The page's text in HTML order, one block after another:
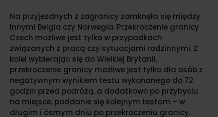
Na przyjezdnych z zagranicy zamknęła się między
innymi Belgia czy Norwegia. Przekroczenie granicy
Czech możliwe jest tylko w przypadkach
związanych z pracą czy sytuacjami rodzinnymi. Z
kolei wybierając się do Wielkiej Brytanii,
przekroczenie granicy możliwe jest tylko dla osób z
negatywnym wynikiem testu wykonanego do 72
godzin przed podróżą, a dodatkowo po przybyciu
na miejsce, poddanie się kolejnym testom – w
drugim i ósmym dniu po przekroczeniu granicy.